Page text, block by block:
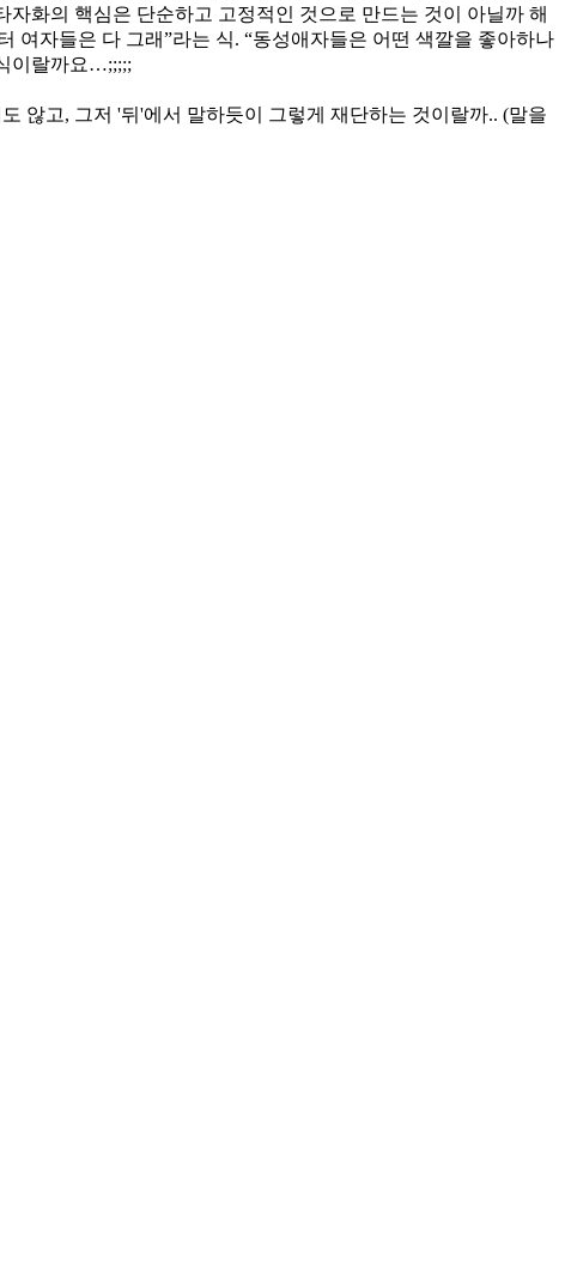
화의 핵심은 단순하고 고정적인 것으로 만드는 것이 아닐까 해
여자들은 다 그래”라는 식. “동성애자들은 어떤 색깔을 좋아하나
이랄까요…;;;;;
않고, 그저 '뒤'에서 말하듯이 그렇게 재단하는 것이랄까.. (말을